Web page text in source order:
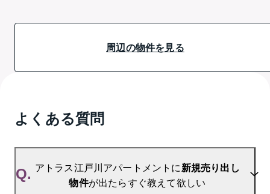
周辺の物件を見る
よくある質問
Q. アトラス江戸川アパートメントに 新規売り出し
物件が出たらすぐ教えて欲しい